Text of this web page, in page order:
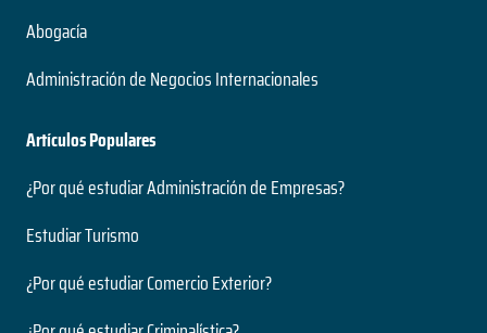
Abogacía
Administración de Negocios Internacionales
Artículos Populares
¿Por qué estudiar Administración de Empresas?
Estudiar Turismo
¿Por qué estudiar Comercio Exterior?